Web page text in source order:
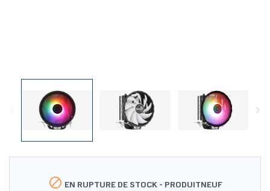
 EN RUPTURE DE STOCK - PRODUITNEUF